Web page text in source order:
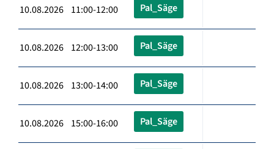
10.08.2026 11:00-12:00 Pal_Säge
10.08.2026 12:00-13:00 Pal_Säge
10.08.2026 13:00-14:00 Pal_Säge
10.08.2026 15:00-16:00 Pal_Säge